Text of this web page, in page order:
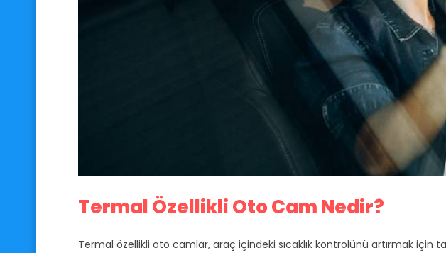
Termal Özellikli Oto Cam Nedir?
Termal özellikli oto camlar, araç içindeki sıcaklık kontrolünü artırmak için